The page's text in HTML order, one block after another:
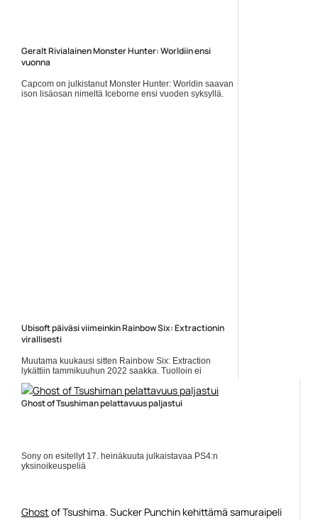
Geralt Rivialainen Monster Hunter: Worldiin ensi
vuonna
Capcom on julkistanut Monster Hunter: Worldin saavan
ison lisäosan nimeltä Iceborne ensi vuoden syksyllä.
Ubisoft päiväsi viimeinkin Rainbow Six: Extractionin
virallisesti
Muutama kuukausi sitten Rainbow Six: Extraction
lykättiin tammikuuhun 2022 saakka. Tuolloin ei
kuitenkaan saatu sitä aivan virallista kiveen hakattua
ilmoitusta, mutta... Lue koko artikkeli:
https://www.gamereactor.fi/uutiset/901103/Ubisoft+paivasi...
Ghost of Tsushiman pelattavuus paljastui
Sony on esitellyt 17. heinäkuuta julkaistavaa PS4:n
yksinoikeuspeliä
Ghost of Tsushima. Sucker Punchin kehittämä samuraipeli